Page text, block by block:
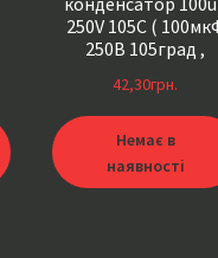
250V 105C (
250В 105град ,
capxon 16*31мм
42,30грн.
Немає в
наявності